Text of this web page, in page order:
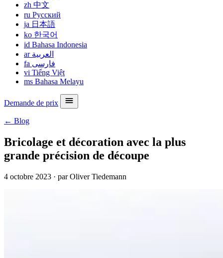
zh 中文
ru Русский
ja 日本語
ko 한국어
id Bahasa Indonesia
ar العربية
fa فارسی
vi Tiếng Việt
ms Bahasa Melayu
Demande de prix
← Blog
Bricolage et décoration avec la plus
grande précision de découpe
4 octobre 2023 · par Oliver Tiedemann